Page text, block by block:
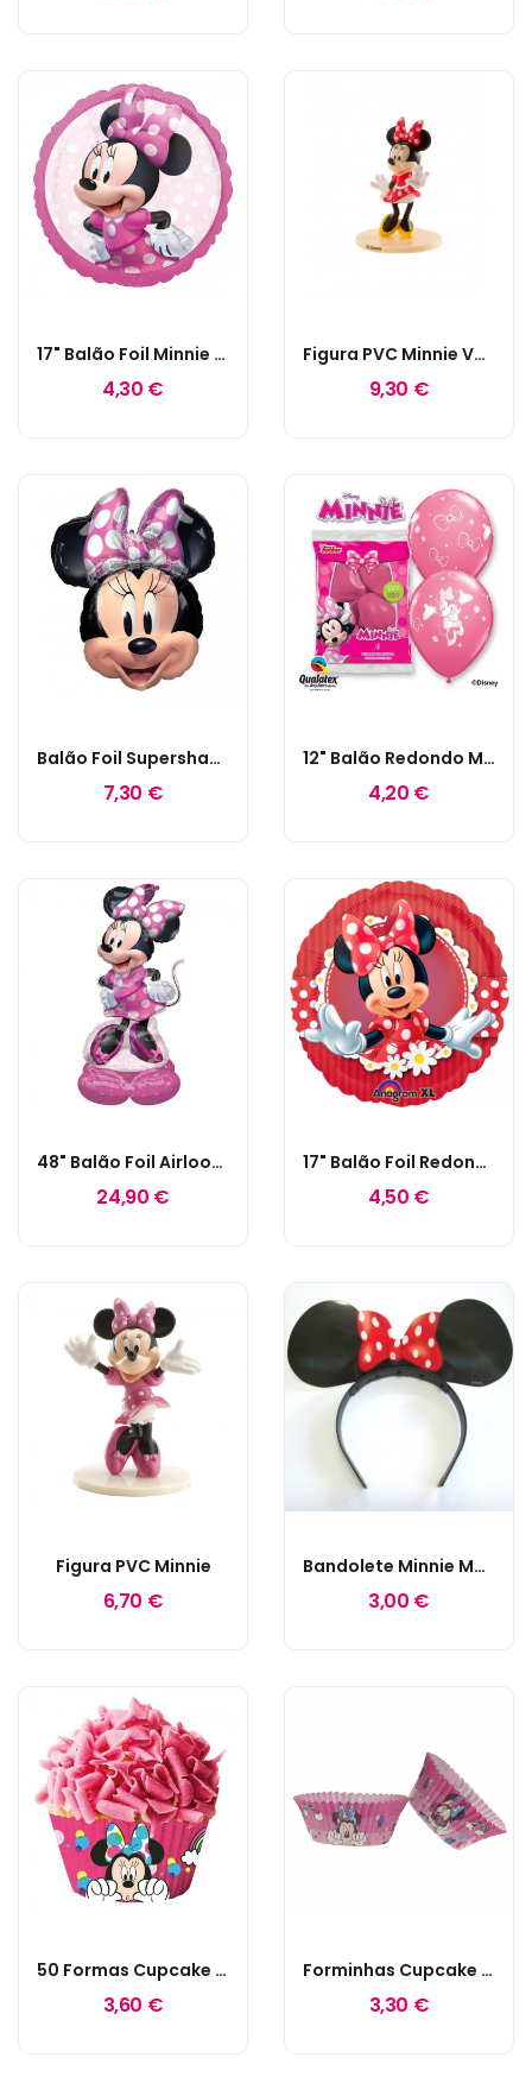
17" Balão Foil Minnie Forever
4,30 €
Figura PVC Minnie Vermelho
9,30 €
Balão Foil Supershape Minnie Forever
7,30 €
12" Balão Redondo Minnie Mouse
4,20 €
48" Balão Foil Airloonz Minnie
24,90 €
17" Balão Foil Redondo Minnie Mouse
4,50 €
Figura PVC Minnie
6,70 €
Bandolete Minnie Mouse
3,00 €
50 Formas Cupcake Mini
3,60 €
Forminhas Cupcake Minnie
3,30 €